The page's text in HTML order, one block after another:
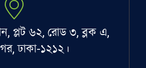
প্লট ৬২, রোড ৩, ব্লক এ,
ঢাকা-১২১২।